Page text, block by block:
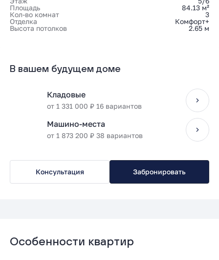
Площадь
84.13 м²
Кол-во комнат
3
Отделка
Комфорт+
Высота потолков
2.65 м
В вашем будущем доме
Кладовые
от 1 331 000 ₽ 16 вариантов
Машино-места
от 1 873 200 ₽ 38 вариантов
Консультация Забронировать
Особенности квартир